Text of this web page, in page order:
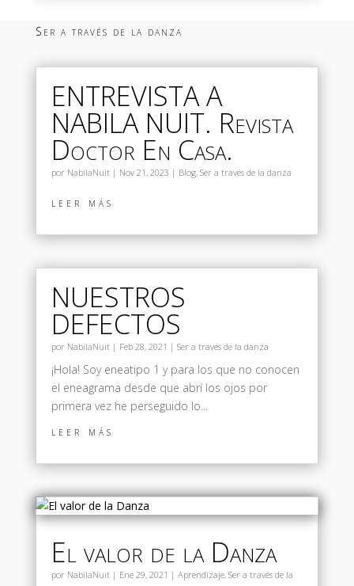
Ser a través de la danza
ENTREVISTA A
NABILA NUIT. Revista
Doctor En Casa.
por NabilaNuit| Nov 21, 2023 | Blog, Ser a través de la danza
leer más
NUESTROS
DEFECTOS
por NabilaNuit| Feb 28, 2021 | Ser a través de la danza
¡Hola! Soy eneatipo 1 y para los que no conocen
el eneagrama desde que abrí los ojos por
primera vez he perseguido lo...
leer más
El valor de la Danza
por NabilaNuit| Ene 29, 2021 | Aprendizaje, Ser a través de la